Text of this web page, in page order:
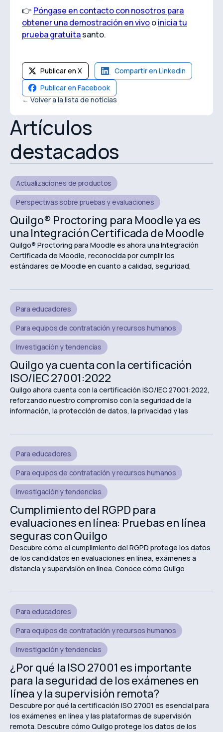
👉 Póngase en contacto con nosotros para
obtener una demostración en vivooinicia tu
prueba gratuitasanto.
Publicar en X
Compartir en Linkedin
Publicar en Facebook
← Volver a la lista de noticias
Artículos
destacados
Actualizaciones de productos
Perspectivas sobre pruebas y evaluaciones
Quilgo® Proctoring para Moodle ya es
una Integración Certificada de Moodle
Quilgo® Proctoring para Moodle es ahora una Integración
Certificada de Moodle, reconocida por cumplir los
estándares de Moodle en cuanto a calidad, seguridad,
Para educadores
Para equipos de contratación y recursos humanos
Investigación y tendencias
Quilgo ya cuenta con la certificación
ISO/IEC 27001:2022
Quilgo ahora cuenta con la certificación ISO/IEC 27001:2022,
reforzando nuestro compromiso con la seguridad de la
información, la protección de datos, la privacidad y las
Para educadores
Para equipos de contratación y recursos humanos
Investigación y tendencias
Cumplimiento del RGPD para
evaluaciones en línea: Pruebas en línea
seguras con Quilgo
Descubre cómo el cumplimiento del RGPD protege los datos
de los candidatos en evaluaciones en línea, exámenes a
distancia y supervisión en línea. Conoce cómo Quilgo
privacidad.
Para educadores
Para equipos de contratación y recursos humanos
Investigación y tendencias
¿Por qué la ISO 27001 es importante
para la seguridad de los exámenes en
línea y la supervisión remota?
Descubre por qué la certificación ISO 27001 es esencial para
los exámenes en línea y las plataformas de supervisión
remota. Descubre cómo Quilgo protege los datos de los